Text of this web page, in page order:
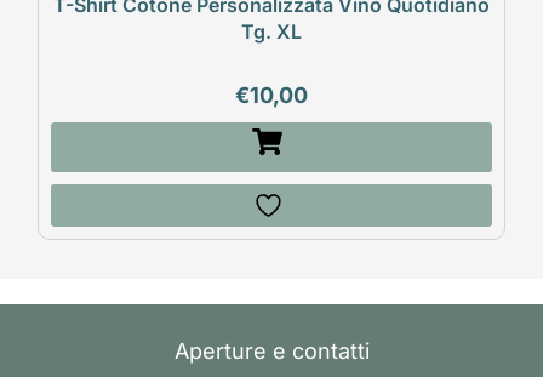
T-Shirt Cotone Personalizzata Vino Quotidiano
Tg. XL
€10,00
Aperture e contatti